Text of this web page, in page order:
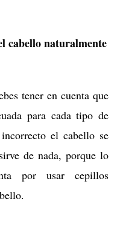
cabello naturalmente
tener en cuenta que
para cada tipo de
el cabello se
de nada, porque lo
por usar cepillos